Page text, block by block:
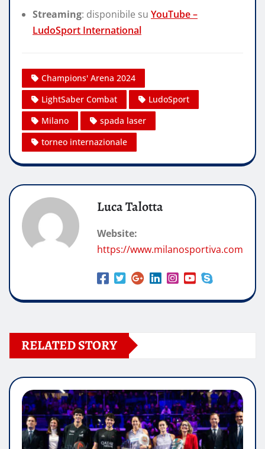
Streaming: disponibile su YouTube –
LudoSport International
Champions' Arena 2024
LightSaber Combat
LudoSport
Milano
spada laser
torneo internazionale
Luca Talotta
Website:
https://www.milanosportiva.com
RELATED STORY